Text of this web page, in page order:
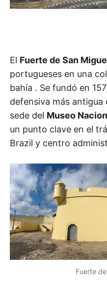
El Fuerte de San
portugueses en una
bahía . Se fundó en
defensiva más antigua
sede del Museo
un punto clave en el
Brazil y centro
Fuerte